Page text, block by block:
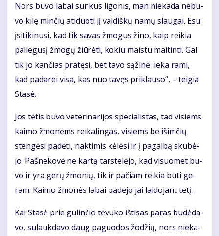
Nors bu­vo la­bai sun­kus li­go­nis, man nie­ka­da ne­bu­
vo ki­lę min­čių ati­duo­ti jį val­diš­kų na­mų slau­gai. Esu
įsi­ti­ki­nu­si, kad tik sa­vas žmo­gus ži­no, kaip rei­kia
pa­lie­gu­sį žmo­gų žiū­rė­ti, ko­kiu mais­tu mai­tin­ti. Gal
tik jo kan­čias pra­tę­si, bet ta­vo są­ži­nė lie­ka ra­mi,
kad pa­da­rei vi­sa, kas nuo ta­vęs pri­klau­so“, – tei­gia
Sta­sė.
Jos tė­tis bu­vo ve­te­ri­na­ri­jos spe­cia­lis­tas, tad vi­siems
kai­mo žmo­nėms rei­ka­lin­gas, vi­siems be iš­im­čių
sten­gė­si pa­dė­ti, nak­ti­mis kė­lė­si ir į pa­gal­bą sku­bė­
jo. Pa­šne­ko­vė ne kar­tą tars­te­lė­jo, kad vi­suo­met bu­
vo ir yra ge­rų žmo­nių, tik ir pa­čiam rei­kia bū­ti ge­
ram. Kai­mo žmo­nės la­bai pa­dė­jo jai lai­do­jant tė­tį.
Kai Sta­sė prie gu­lin­čio tė­vu­ko iš­ti­sas pa­ras bu­dė­da­
vo, su­lauk­da­vo daug pa­guo­dos žo­džių, nors nie­ka­